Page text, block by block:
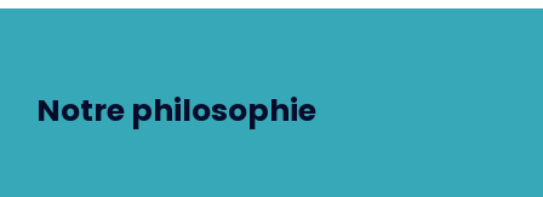
Notre philosophie